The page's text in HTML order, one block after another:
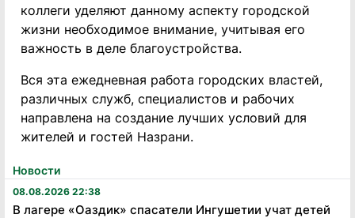
Новости
08.08.2026 22:38
В лагере «Оаздик» спасатели Ингушетии учат детей
коллеги уделяют данному аспекту городской
жизни необходимое внимание, учитывая его
важность в деле благоустройства.
Вся эта ежедневная работа городских властей,
различных служб, специалистов и рабочих
направлена на создание лучших условий для
жителей и гостей Назрани.